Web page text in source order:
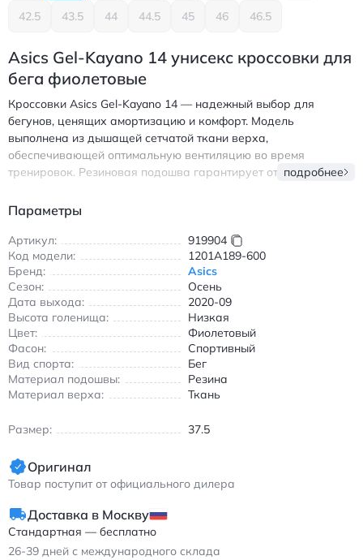
42.5 43.5 44 44.5 45 46 46.5
Asics Gel-Kayano 14 унисекс кроссовки для
бега фиолетовые
Кроссовки Asics Gel-Kayano 14 — надежный выбор для
бегунов, ценящих амортизацию и комфорт. Модель
выполнена из дышащей сетчатой ткани верха,
обеспечивающей оптимальную вентиляцию во время
тренировок. Резиновая подошва гарантирует отличное
обеспечивает плавный переход при беге. Унисекс-дизайн
придает спортивному образу стильный акцент. Идеальны для
бега по асфальту и тренировок в прохладную погоду
благодаря умеренной устойчивости к влаге. Легкая
конструкция снижает усталость ног даже при длительных
пробежках. Подходят для повседневной носки благодаря
эргономичной форме и удобной посадке. - Дышащий верх из
сетчатого материала - Амортизирующая подошва с
технологией Gel - Устойчивая резиновая пятка -
Универсальный фиолетовый оттенок Асикс Гел-Кайано 14
кроссовки для бега с амортизацией фиолетовые
подробнее
Параметры
Артикул:
919904
Код модели:
1201A189-600
Бренд:
Asics
Сезон:
Осень
Дата выхода:
2020-09
Высота голенища:
Низкая
Цвет:
Фиолетовый
Фасон:
Спортивный
Вид спорта:
Бег
Материал подошвы:
Резина
Материал верха:
Ткань
Размер: 37.5
Оригинал
Товар поступит от официального дилера
Доставка в Москву
Стандартная — бесплатно
26-39 дней с международного склада